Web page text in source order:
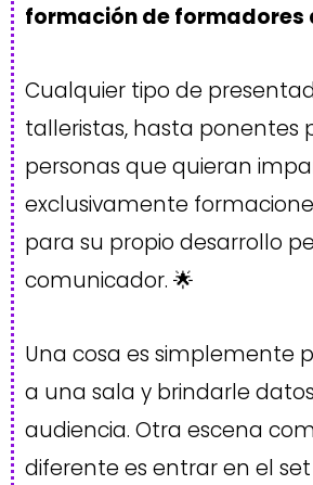
formación de formadores
Cualquier tipo de
talleristas, hasta ponentes
personas que quieran
exclusivamente
para su propio desarrollo
comunicador. 🌟
Una cosa es simplemente
a una sala y brindarle
audiencia. Otra escena
diferente es entrar en el